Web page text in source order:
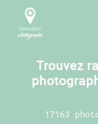
Trouvez
17163